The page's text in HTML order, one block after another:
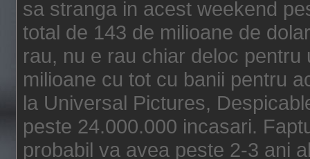
sa stranga in acest weekend
total de 143 de milioane de
rau, nu e rau chiar deloc
milioane cu tot cu banii pentru
la Universal Pictures,
peste 24.000.000 incasari.
probabil va avea peste 2-3 ani